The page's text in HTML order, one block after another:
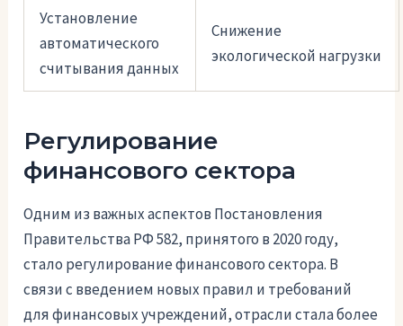
Установление
автоматического
считывания данных
Снижение
экологической нагрузки
Регулирование
финансового сектора
Одним из важных аспектов Постановления
Правительства РФ 582, принятого в 2020 году,
стало регулирование финансового сектора. В
связи с введением новых правил и требований
для финансовых учреждений, отрасли стала более